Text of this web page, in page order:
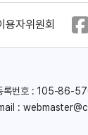
용자위원회
록번호 : 105-86-
: